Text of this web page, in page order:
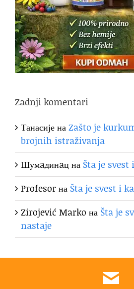
Zadnji komentari
ТанасијенаZašto je
brojnih istraživanja
Шумaдинaцна Šta je
Profesorна Šta je svest i
Zirojević Marko на Šta je
nastaje